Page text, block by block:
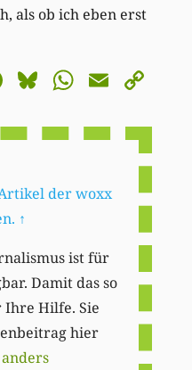
als ob ich eben erst
Facebook
BlueskyEmail
der woxx
↑
ist für
Damit das so
Hilfe. Sie
hier